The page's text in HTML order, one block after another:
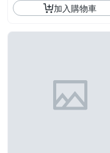
加入購物車